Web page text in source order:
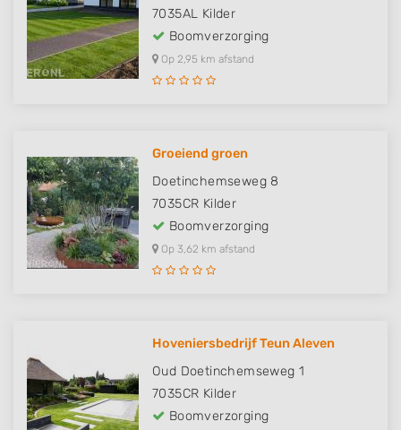
7035AL Kilder
Boomverzorging
Op 2,95 km afstand
Groeiend groen
Doetinchemseweg 8
7035CR Kilder
Boomverzorging
Op 3,62 km afstand
Hoveniersbedrijf Teun Aleven
Oud Doetinchemseweg 1
7035CR Kilder
Boomverzorging